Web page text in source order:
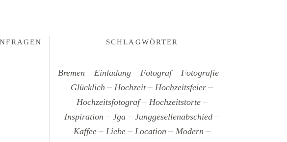
SCHLAGWÖRTER
Bremen Einladung Fotograf
Fotografie
Glücklich
Hochzeit
Hochzeitsfeier
Hochzeitsfotograf
Hochzeitstorte
Inspiration
Jga
Junggesellenabschied
Kaffee
Liebe Location
Modern